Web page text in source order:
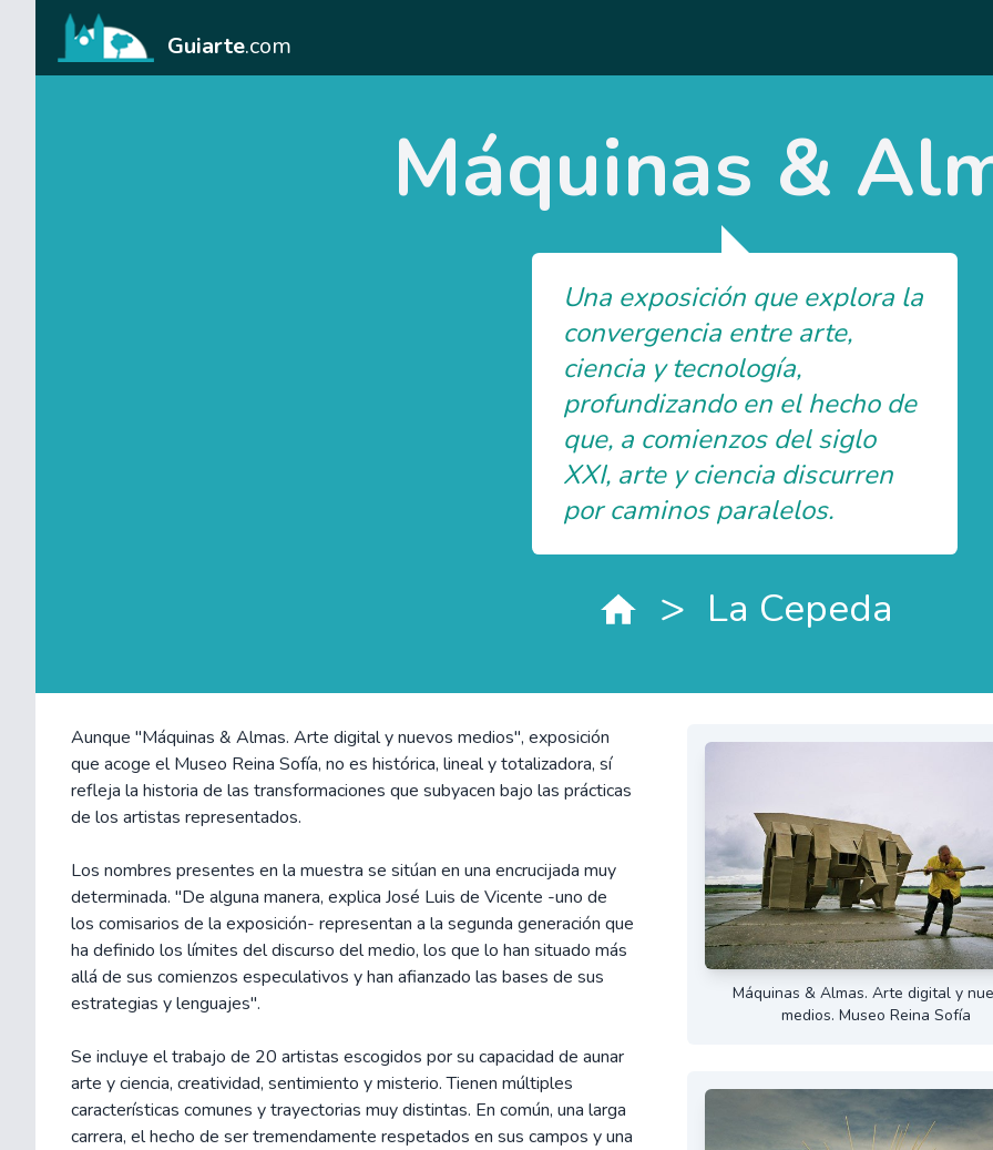
Guiarte.com
Máquinas &
Una exposición que explora la
convergencia entre arte,
ciencia y tecnología,
profundizando en el hecho de
que, a comienzos del siglo
XXI, arte y ciencia discurren
por caminos paralelos.
> La Cepeda
Aunque "Máquinas & Almas. Arte digital y nuevos medios", exposición
que acoge el Museo Reina Sofía, no es histórica, lineal y totalizadora, sí
refleja la historia de las transformaciones que subyacen bajo las prácticas
de los artistas representados.
Los nombres presentes en la muestra se sitúan en una encrucijada muy
determinada. "De alguna manera, explica José Luis de Vicente -uno de
los comisarios de la exposición- representan a la segunda generación que
ha definido los límites del discurso del medio, los que lo han situado más
allá de sus comienzos especulativos y han afianzado las bases de sus
estrategias y lenguajes".
Se incluye el trabajo de 20 artistas escogidos por su capacidad de aunar
arte y ciencia, creatividad, sentimiento y misterio. Tienen múltiples
características comunes y trayectorias muy distintas. En común, una larga
carrera, el hecho de ser tremendamente respetados en sus campos y una
Máquinas & Almas. Arte digital y
medios. Museo Reina Sofía